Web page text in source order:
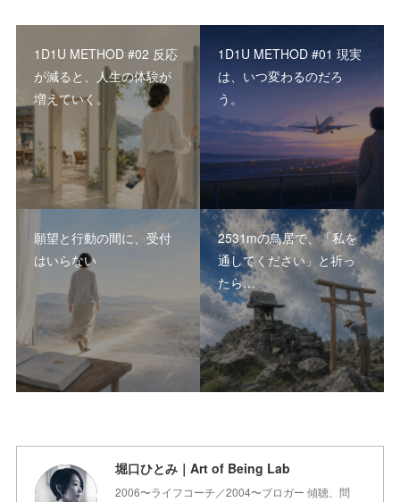
1D1U METHOD #02 反応
が減ると、人生の体験が
増えていく。
1D1U METHOD #01 現実
は、いつ変わるのだろ
う。
願望と行動の間に、受付
はいらない
2531mの鳥居で、「私を
通してください」と祈っ
たら…
堀口ひとみ｜Art of Being Lab
2006〜ライフコーチ／2004〜ブロガー 傾聴、問